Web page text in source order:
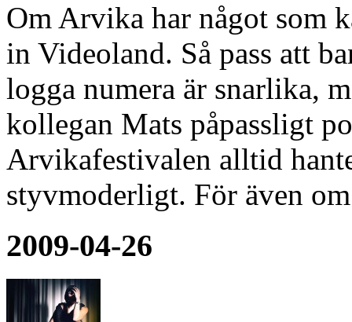
Om Arvika har något som
in Videoland. Så pass att
logga numera är snarlika,
kollegan Mats påpassligt
Arvikafestivalen alltid
styvmoderligt. För även
2009-04-26